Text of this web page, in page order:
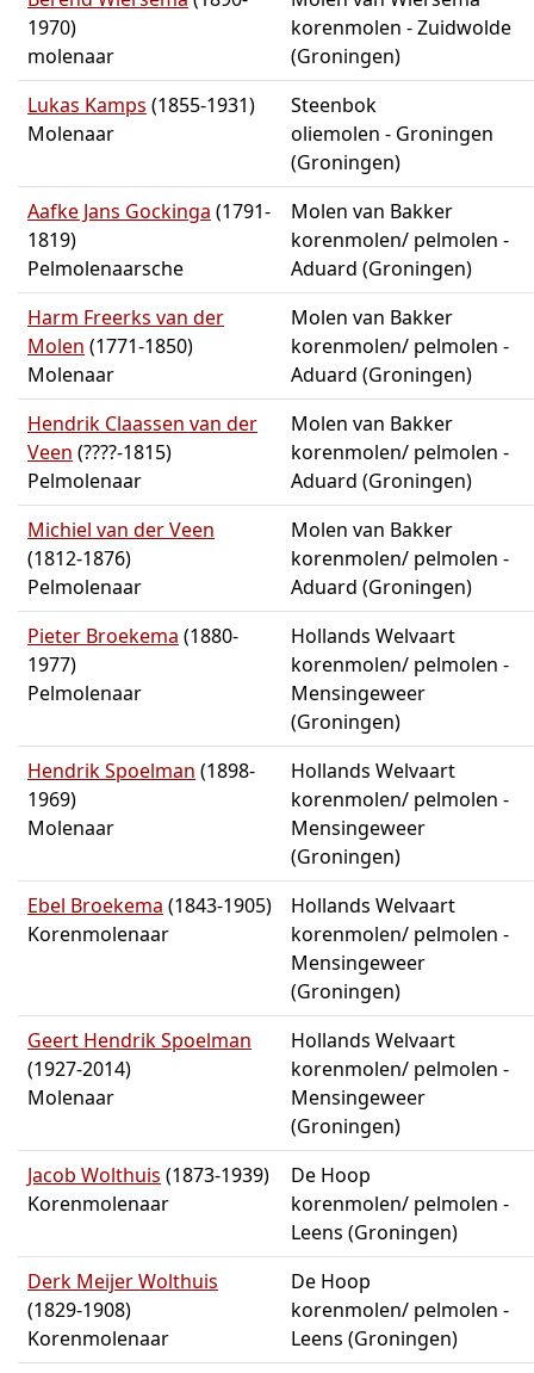
1970)
molenaar
korenmolen - Zuidwolde
(Groningen)
Lukas Kamps (1855-1931)
Molenaar
Steenbok
oliemolen - Groningen
(Groningen)
Aafke Jans Gockinga (1791-
1819)
Pelmolenaarsche
Molen van Bakker
korenmolen/ pelmolen -
Aduard (Groningen)
Harm Freerks van der
Molen (1771-1850)
Molenaar
Molen van Bakker
korenmolen/ pelmolen -
Aduard (Groningen)
Hendrik Claassen van der
Veen (????-1815)
Pelmolenaar
Molen van Bakker
korenmolen/ pelmolen -
Aduard (Groningen)
Michiel van der Veen
(1812-1876)
Pelmolenaar
Molen van Bakker
korenmolen/ pelmolen -
Aduard (Groningen)
Pieter Broekema (1880-
1977)
Pelmolenaar
Hollands Welvaart
korenmolen/ pelmolen -
Mensingeweer
(Groningen)
Hendrik Spoelman (1898-
1969)
Molenaar
Hollands Welvaart
korenmolen/ pelmolen -
Mensingeweer
(Groningen)
Ebel Broekema (1843-1905)
Korenmolenaar
Hollands Welvaart
korenmolen/ pelmolen -
Mensingeweer
(Groningen)
Geert Hendrik Spoelman
(1927-2014)
Molenaar
Hollands Welvaart
korenmolen/ pelmolen -
Mensingeweer
(Groningen)
Jacob Wolthuis (1873-1939)
Korenmolenaar
De Hoop
korenmolen/ pelmolen -
Leens (Groningen)
Derk Meijer Wolthuis
(1829-1908)
Korenmolenaar
De Hoop
korenmolen/ pelmolen -
Leens (Groningen)